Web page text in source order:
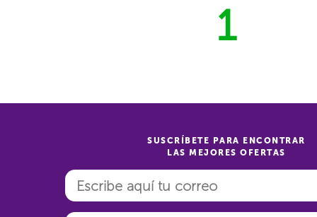
1
SUSCRÍBETE PARA ENCONTRAR
LAS MEJORES OFERTAS